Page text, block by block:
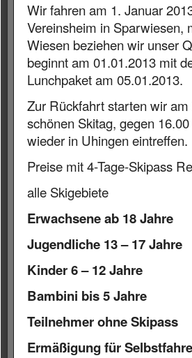
Wir fahren am 1. Januar
Vereinsheim in Sparwiesen,
Wiesen beziehen wir unser
beginnt am 01.01.2013 mit
Lunchpaket am 05.01.2013.
Zur Rückfahrt starten wir
schönen Skitag, gegen
wieder in Uhingen eintreffen.
Preise mit 4-Tage-Skipass
alle Skigebiete
Erwachsene ab 18
Jugendliche 13 – 17
Kinder 6 – 12
Bambini bis 5
Teilnehmer ohne
Ermäßigung für